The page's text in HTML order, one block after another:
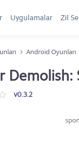
Uygulamalar Zil
Android Oyunları
Demolish:
v0.3.2